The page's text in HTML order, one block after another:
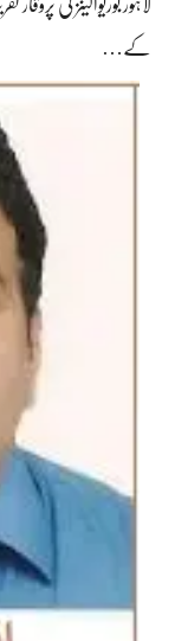
لاہور بوریوالینز کی
کے…